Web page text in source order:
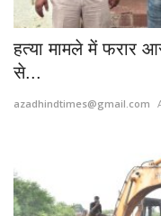
हत्या मामले में फरार
से...
azadhindtimes@gmail.com